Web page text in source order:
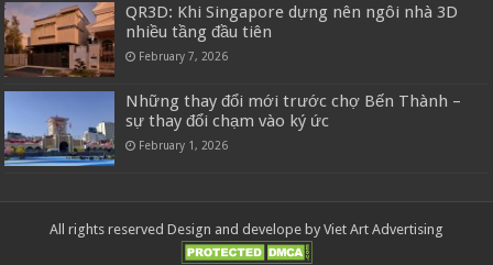
QR3D: Khi Singapore dựng nên ngôi nhà 3D
nhiều tầng đầu tiên
February 7, 2026
Những thay đổi mới trước chợ Bến Thành –
sự thay đổi chạm vào ký ức
February 1, 2026
All rights reserved Design and develope by Viet Art Advertising